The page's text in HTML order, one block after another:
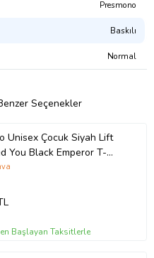
Su Bazlı Pigment Boya)
Presmono
Baskılı
Normal
Seçenekler
Unisex Çocuk Siyah Lift
You Black Emperor T-
Başlayan Taksitlerle